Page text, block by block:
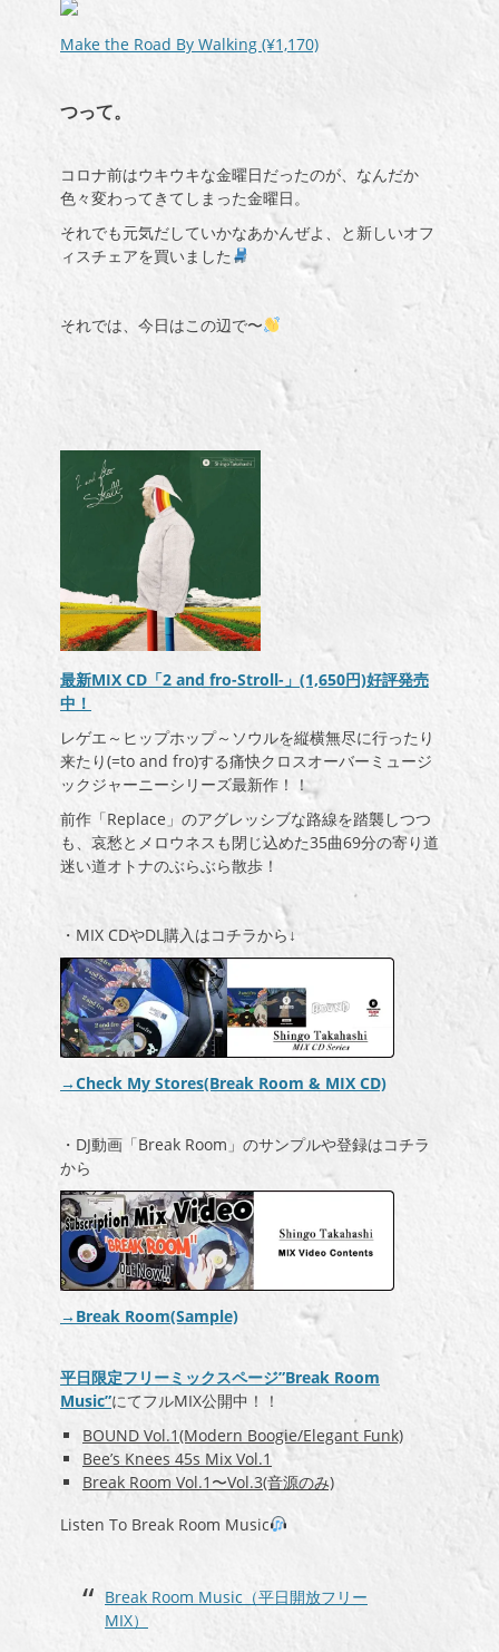
Make the Road By Walking (¥1,170)
つって。
コロナ前はウキウキな金曜日だったのが、なんだか
色々変わってきてしまった金曜日。
それでも元気だしていかなあかんぜよ、と新しいオフ
ィスチェアを買いました
それでは、今日はこの辺で〜
最新MIX CD「2 and fro-Stroll-」(1,650円)好評発売
中！
レゲエ～ヒップホップ～ソウルを縦横無尽に行ったり
来たり(=to and fro)する痛快クロスオーバーミュージ
ックジャーニーシリーズ最新作！！
前作「Replace」のアグレッシブな路線を踏襲しつつ
も、哀愁とメロウネスも閉じ込めた35曲69分の寄り道
迷い道オトナのぶらぶら散歩！
・MIX CDやDL購入はコチラから↓
→Check My Stores(Break Room & MIX CD)
・DJ動画「Break Room」のサンプルや登録はコチラ
から
→Break Room(Sample)
平日限定フリーミックスページ”Break Room
Music”にてフルMIX公開中！！
BOUND Vol.1(Modern Boogie/Elegant Funk)
Bee’s Knees 45s Mix Vol.1
Break Room Vol.1〜Vol.3(音源のみ)
Listen To Break Room Music
Break Room Music（平日開放フリー
MIX）